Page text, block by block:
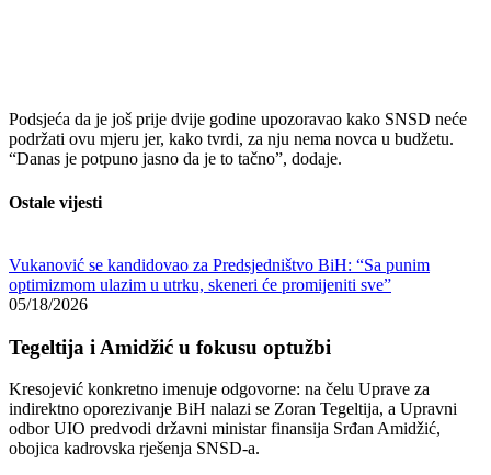
Podsjeća da je još prije dvije godine upozoravao kako SNSD neće
podržati ovu mjeru jer, kako tvrdi, za nju nema novca u budžetu.
“Danas je potpuno jasno da je to tačno”, dodaje.
Ostale vijesti
Vukanović se kandidovao za Predsjedništvo BiH: “Sa punim
optimizmom ulazim u utrku, skeneri će promijeniti sve”
05/18/2026
Tegeltija i Amidžić u fokusu optužbi
Kresojević konkretno imenuje odgovorne: na čelu Uprave za
indirektno oporezivanje BiH nalazi se Zoran Tegeltija, a Upravni
odbor UIO predvodi državni ministar finansija Srđan Amidžić,
obojica kadrovska rješenja SNSD-a.